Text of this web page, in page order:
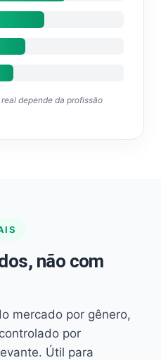
depende da profissão
não com
mercado por gênero,
por
Útil para